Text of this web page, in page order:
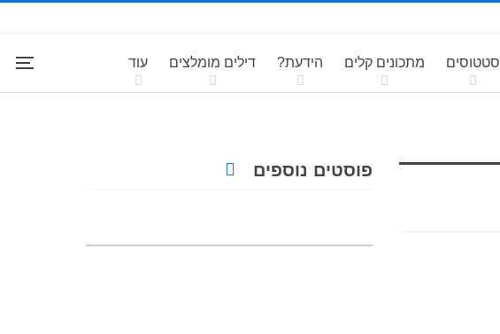
סטטוסים מתכונים קלים הידעת? דילים מומלצים עוד
פוסטים נוספים